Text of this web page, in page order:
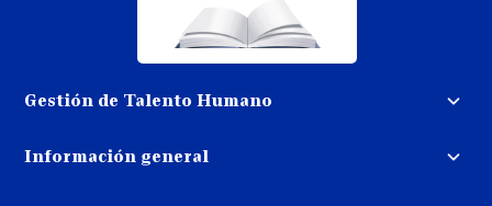
Gestión de Talento Humano
Trabaja con nosotros
Información general